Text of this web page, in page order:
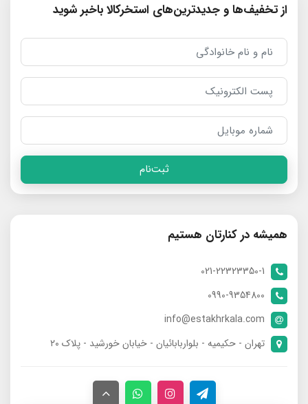
از تخفیف‌ها و جدیدترین‌های استخرکالا باخبر شوید
ثبت‌نام
همیشه در کنارتان هستیم
021-22323350-1
0990-9354800
info@estakhrkala.com
تهران - حکیمیه - بلواربابائیان - خیابان خورشید - پلاک ۲۰